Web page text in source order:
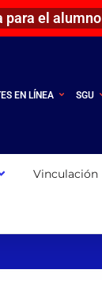
para el alumno
EN LÍNEA SGU
Vinculación